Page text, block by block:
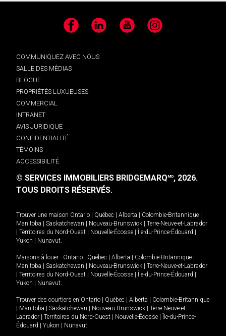
Facebook LinkedIn YouTube Instagram
COMMUNIQUEZ AVEC NOUS
SALLE DES MÉDIAS
BLOGUE
PROPRIÉTÉS LUXUEUSES
COMMERCIAL
INTRANET
AVIS JURIDIQUE
CONFIDENTIALITÉ
TÉMOINS
ACCESSIBILITÉ
© SERVICES IMMOBILIERS BRIDGEMARQMD, 2026.
TOUS DROITS RÉSERVÉS.
Trouver une maison Ontario Québec Alberta Colombie-Britannique
Manitoba
Saskatchewan Nouveau-Brunswick
Terre-Neuve-et-Labrador
Territoires du Nord-Ouest Nouvelle-Écosse Île-du-Prince-Édouard
Yukon
Nunavut.
Maisons à louer - Ontario Québec Alberta Colombie-Britannique
Manitoba
Saskatchewan Nouveau-Brunswick
Terre-Neuve-et-Labrador
Territoires du Nord-Ouest Nouvelle-Écosse Île-du-Prince-Édouard
Yukon
Nunavut.
Trouver des courtiers en Ontario Québec Alberta
Colombie-Britannique
Manitoba Saskatchewan Nouveau-Brunswick
Terre-Neuve-et-
Labrador
Territoires du Nord-Ouest Nouvelle-Écosse
Île-du-Prince-
Édouard
Yukon Nunavut